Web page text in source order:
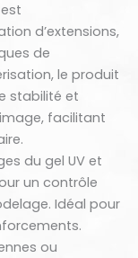
d’extensions,
de
le produit
stabilité et
facilitant
du gel UV et
un contrôle
Idéal pour
ou